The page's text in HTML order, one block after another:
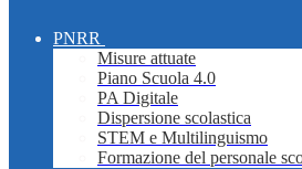
PNRR
Misure attuate
Piano Scuola 4.0
PA Digitale
Dispersione scolastica
STEM e Multilinguismo
Formazione del personale